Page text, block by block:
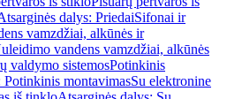
dalys: PriedaiSifonai ir
vamzdžiai, alkūnės ir
vandens vamzdžiai, alkūnės
valdymo sistemosPotinkinis
Potinkinis montavimasSu elektronine